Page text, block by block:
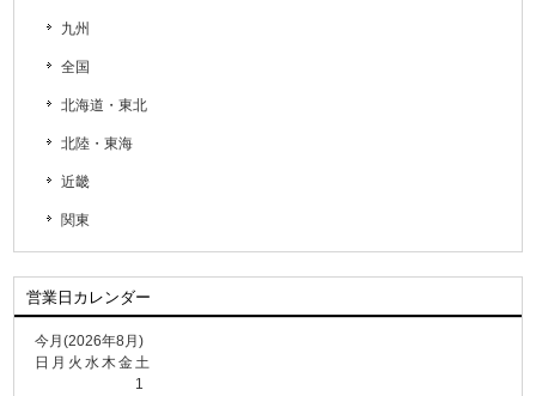
九州
全国
北海道・東北
北陸・東海
近畿
関東
営業日カレンダー
今月(2026年8月)
日 月 火 水木金土
1